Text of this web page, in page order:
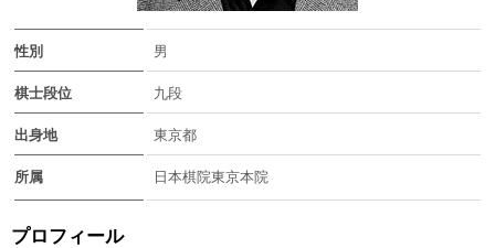
性別 男
棋士段位 九段
出身地 東京都
所属 日本棋院東京本院
プロフィール